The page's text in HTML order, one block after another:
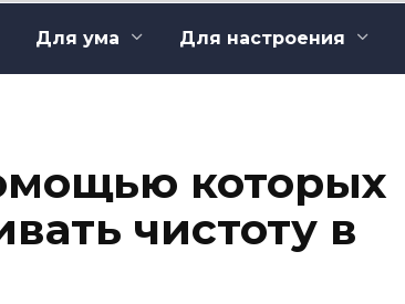
Для ума Для настроения
которых
чистоту в